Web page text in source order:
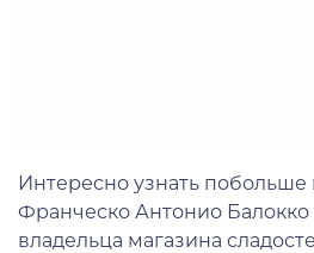
Интересно узнать
Франческо Антонио
владельца магазина